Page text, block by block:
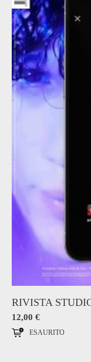
RIVISTA
12,00 €
ESAURITO